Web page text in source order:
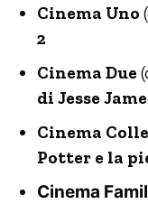
Cinema Uno
2
Cinema Due
di Jesse
Cinema
Potter e la
Cinema